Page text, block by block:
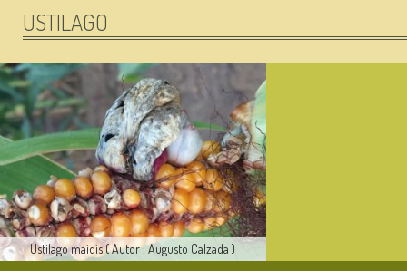
USTILAGO
Ustilago maidis ( Autor : Augusto Calzada )